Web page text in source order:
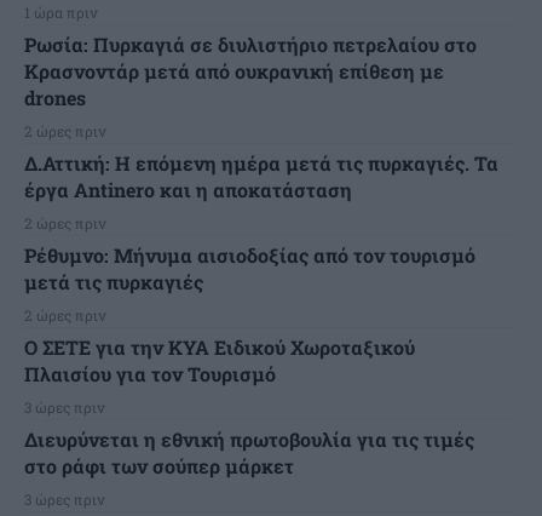
1 ώρα πριν
Ρωσία: Πυρκαγιά σε διυλιστήριο πετρελαίου στο
Κρασνοντάρ μετά από ουκρανική επίθεση με
drones
2 ώρες πριν
Δ.Αττική: Η επόμενη ημέρα μετά τις πυρκαγιές. Τα
έργα Antinero και η αποκατάσταση
2 ώρες πριν
Ρέθυμνο: Μήνυμα αισιοδοξίας από τον τουρισμό
μετά τις πυρκαγιές
2 ώρες πριν
Ο ΣΕΤΕ για την ΚΥΑ Ειδικού Χωροταξικού
Πλαισίου για τον Τουρισμό
3 ώρες πριν
Διευρύνεται η εθνική πρωτοβουλία για τις τιμές
στο ράφι των σούπερ μάρκετ
3 ώρες πριν